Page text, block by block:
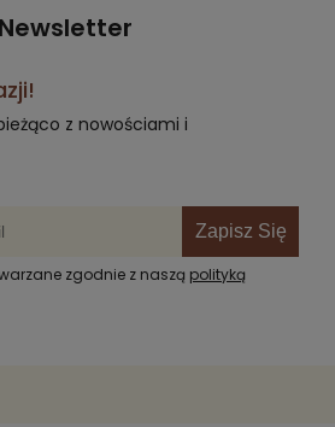
Newsletter
z nowościami i
Zapisz Się
zgodnie z naszą polityką